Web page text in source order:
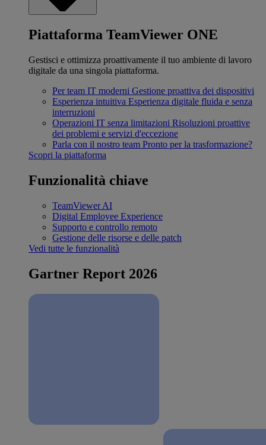
Piattaforma TeamViewer ONE
Gestisci e ottimizza proattivamente il tuo ambiente di lavoro
digitale da una singola piattaforma.
Per team IT moderni Gestione proattiva dei dispositivi
Esperienza intuitiva Esperienza digitale fluida e senza
interruzioni
Operazioni IT senza limitazioni Risoluzioni proattive
dei problemi e servizi d'eccezione
Parla con il nostro team Pronto per la trasformazione?
Scopri la piattaforma
Funzionalità chiave
TeamViewer AI
Digital Employee Experience
Supporto e controllo remoto
Gestione delle risorse e delle patch
Vedi tutte le funzionalità
Gartner Report 2026